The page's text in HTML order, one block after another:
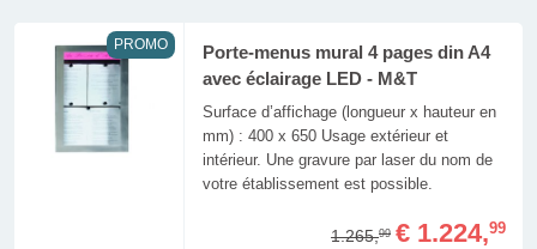
PROMO
Porte-menus mural 4 pages din A4
avec éclairage LED - M&T
Surface d’affichage (longueur x hauteur en
mm) : 400 x 650 Usage extérieur et
intérieur. Une gravure par laser du nom de
votre établissement est possible.
1.265,99 € 1.224,99